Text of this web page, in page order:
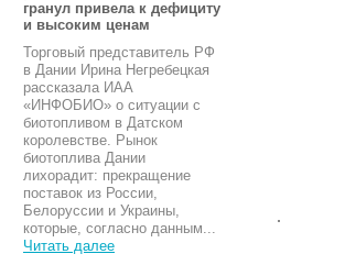
гранул привела к дефициту
и высоким ценам
Торговый представитель РФ
в Дании Ирина Негребецкая
рассказала ИАА
«ИНФОБИО» о ситуации с
биотопливом в Датском
королевстве. Рынок
биотоплива Дании
лихорадит: прекращение
поставок из России,
Белоруссии и Украины,
которые, согласно данным...
Читать далее